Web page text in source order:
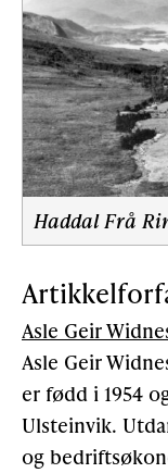
Haddal Frå
Asle Geir
Asle Geir
er fødd i 1954
Ulsteinvik.
og